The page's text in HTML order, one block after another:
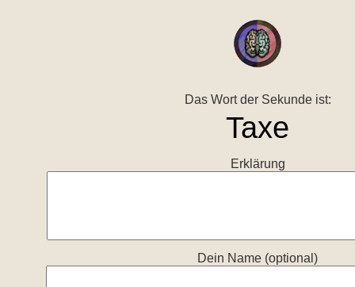
Das Wort der Sekunde ist:
Erklärung
Dein Name (optional)